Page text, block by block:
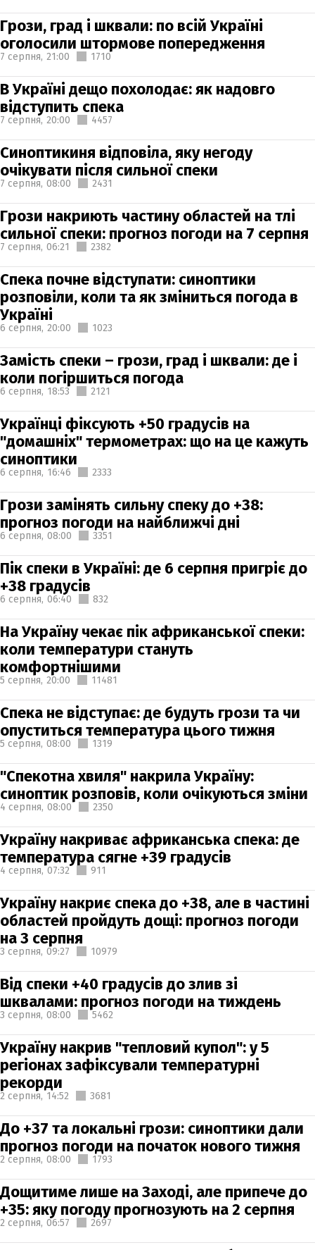
Грози, град і шквали: по всій Україні
оголосили штормове попередження
7 серпня, 21:00 1710
В Україні дещо похолодає: як надовго
відступить спека
7 серпня, 20:00 4457
Синоптикиня відповіла, яку негоду
очікувати після сильної спеки
7 серпня, 08:00 2431
Грози накриють частину областей на тлі
сильної спеки: прогноз погоди на 7 серпня
7 серпня, 06:21 2382
Спека почне відступати: синоптики
розповіли, коли та як зміниться погода в
Україні
6 серпня, 20:00 1023
Замість спеки – грози, град і шквали: де і
коли погіршиться погода
6 серпня, 18:53 2121
Українці фіксують +50 градусів на
"домашніх" термометрах: що на це кажуть
синоптики
6 серпня, 16:46 2333
Грози замінять сильну спеку до +38:
прогноз погоди на найближчі дні
6 серпня, 08:00 3351
Пік спеки в Україні: де 6 серпня пригріє до
+38 градусів
6 серпня, 06:40 832
На Україну чекає пік африканської спеки:
коли температури стануть
комфортнішими
5 серпня, 20:00 11481
Спека не відступає: де будуть грози та чи
опуститься температура цього тижня
5 серпня, 08:00 1319
"Спекотна хвиля" накрила Україну:
синоптик розповів, коли очікуються зміни
4 серпня, 08:00 2350
Україну накриває африканська спека: де
температура сягне +39 градусів
4 серпня, 07:32 911
Україну накриє спека до +38, але в частині
областей пройдуть дощі: прогноз погоди
на 3 серпня
3 серпня, 09:27 10979
Від спеки +40 градусів до злив зі
шквалами: прогноз погоди на тиждень
3 серпня, 08:00 5462
Україну накрив "тепловий купол": у 5
регіонах зафіксували температурні
рекорди
2 серпня, 14:52 3681
До +37 та локальні грози: синоптики дали
прогноз погоди на початок нового тижня
2 серпня, 08:00 1793
Дощитиме лише на Заході, але припече до
+35: яку погоду прогнозують на 2 серпня
2 серпня, 06:57 2697